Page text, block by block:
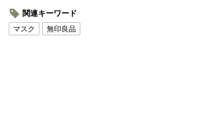
関連キーワード
マスク
無印良品